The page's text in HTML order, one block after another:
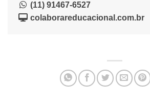
(11) 91467-6527
colaborareducacional.com.br